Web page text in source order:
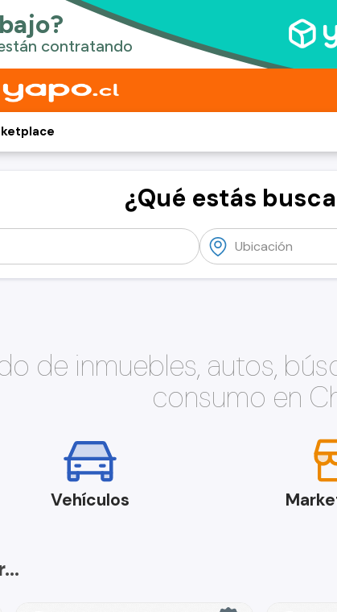
¿Qué estás
de inmuebles, autos,
consumo en
Vehículos